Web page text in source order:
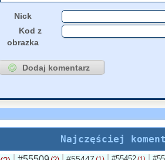
Nick
Kod z
obrazka
Najczęściej